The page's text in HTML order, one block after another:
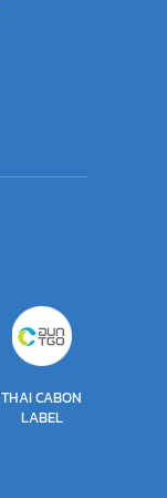
THAI CABON
LABEL